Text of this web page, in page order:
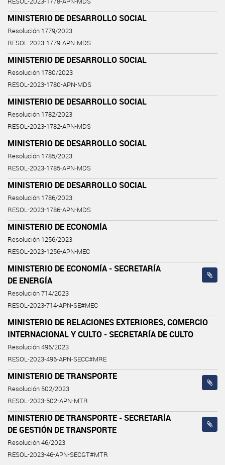
MINISTERIO DE DESARROLLO SOCIAL
Resolución 1779/2023
RESOL-2023-1779-APN-MDS
MINISTERIO DE DESARROLLO SOCIAL
Resolución 1780/2023
RESOL-2023-1780-APN-MDS
MINISTERIO DE DESARROLLO SOCIAL
Resolución 1782/2023
RESOL-2023-1782-APN-MDS
MINISTERIO DE DESARROLLO SOCIAL
Resolución 1785/2023
RESOL-2023-1785-APN-MDS
MINISTERIO DE DESARROLLO SOCIAL
Resolución 1786/2023
RESOL-2023-1786-APN-MDS
MINISTERIO DE ECONOMÍA
Resolución 1256/2023
RESOL-2023-1256-APN-MEC
MINISTERIO DE ECONOMÍA - SECRETARÍA
DE ENERGÍA
Resolución 714/2023
RESOL-2023-714-APN-SE#MEC
MINISTERIO DE RELACIONES EXTERIORES, COMERCIO
INTERNACIONAL Y CULTO - SECRETARÍA DE CULTO
Resolución 496/2023
RESOL-2023-496-APN-SECC#MRE
MINISTERIO DE TRANSPORTE
Resolución 502/2023
RESOL-2023-502-APN-MTR
MINISTERIO DE TRANSPORTE - SECRETARÍA
DE GESTIÓN DE TRANSPORTE
Resolución 46/2023
RESOL-2023-46-APN-SECGT#MTR